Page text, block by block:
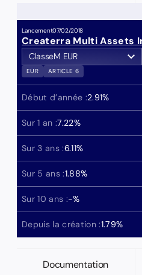
Lancement07/02/2018
Createrra Multi Assets
ClasseM EUR
ClasseJ EUR
EUR ARTICLE 6
Début d’année :2.91%
Sur 1 an :7.22%
Sur 3 ans :6.11%
Sur 5 ans :1.88%
Sur 10 ans :-%
Depuis la création :1.79%
Documentation